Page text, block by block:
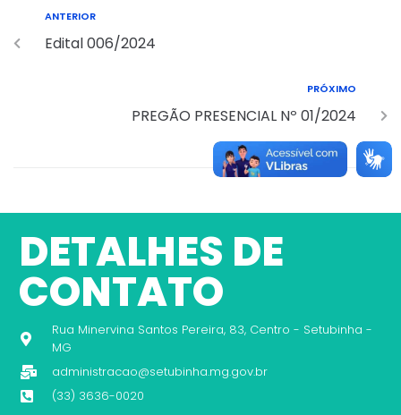
ANTERIOR
Edital 006/2024
PRÓXIMO
PREGÃO PRESENCIAL Nº 01/2024
DETALHES DE
CONTATO
Rua Minervina Santos Pereira, 83, Centro - Setubinha -
MG
administracao@setubinha.mg.gov.br
(33) 3636-0020